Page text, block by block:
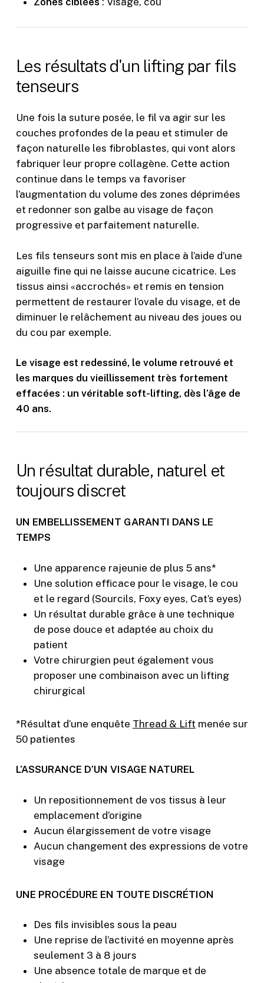
Les résultats d'un lifting par fils
tenseurs
Une fois la suture posée, le fil va agir sur les
couches profondes de la peau et stimuler de
façon naturelle les fibroblastes, qui vont alors
fabriquer leur propre collagène. Cette action
continue dans le temps va favoriser
l’augmentation du volume des zones déprimées
et redonner son galbe au visage de façon
progressive et parfaitement naturelle.
Les fils tenseurs sont mis en place à l’aide d’une
aiguille fine qui ne laisse aucune cicatrice. Les
tissus ainsi «accrochés» et remis en tension
permettent de restaurer l’ovale du visage, et de
diminuer le relâchement au niveau des joues ou
du cou par exemple.
Le visage est redessiné, le volume retrouvé et
les marques du vieillissement très fortement
effacées : un véritable soft-lifting, dès l’âge de
40 ans.
Un résultat durable, naturel et
toujours discret
UN EMBELLISSEMENT GARANTI DANS LE
TEMPS
Une apparence rajeunie de plus 5 ans*
Une solution efficace pour le visage, le cou
et le regard (Sourcils, Foxy eyes, Cat’s eyes)
Un résultat durable grâce à une technique
de pose douce et adaptée au choix du
patient
Votre chirurgien peut également vous
proposer une combinaison avec un lifting
chirurgical
*Résultat d’une enquête Thread & Lift menée sur
50 patientes
L’ASSURANCE D’UN VISAGE NATUREL
Un repositionnement de vos tissus à leur
emplacement d’origine
Aucun élargissement de votre visage
Aucun changement des expressions de votre
visage
UNE PROCÉDURE EN TOUTE DISCRÉTION
Des fils invisibles sous la peau
Une reprise de l’activité en moyenne après
seulement 3 à 8 jours
Une absence totale de marque et de